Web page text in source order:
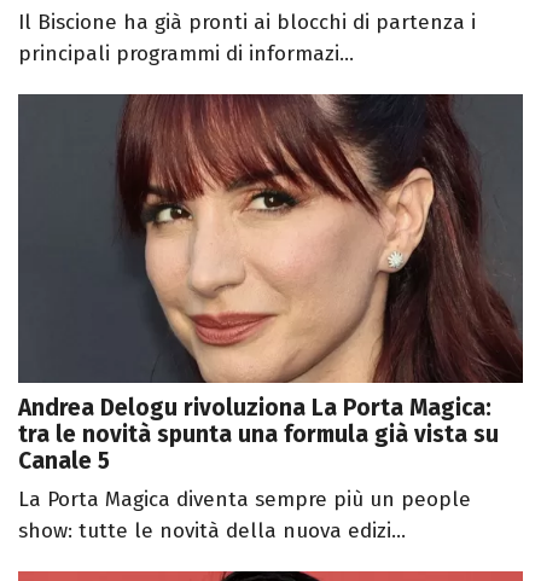
Il Biscione ha già pronti ai blocchi di partenza i
principali programmi di informazi...
Andrea Delogu rivoluziona La Porta Magica:
tra le novità spunta una formula già vista su
Canale 5
La Porta Magica diventa sempre più un people
show: tutte le novità della nuova edizi...